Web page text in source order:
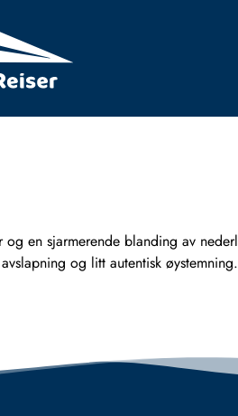
en sjarmerende blanding av
og litt autentisk